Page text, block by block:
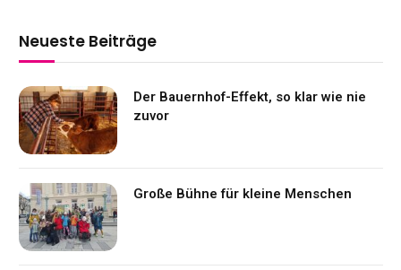
Neueste Beiträge
Der Bauernhof-Effekt, so klar wie nie
zuvor
Große Bühne für kleine Menschen